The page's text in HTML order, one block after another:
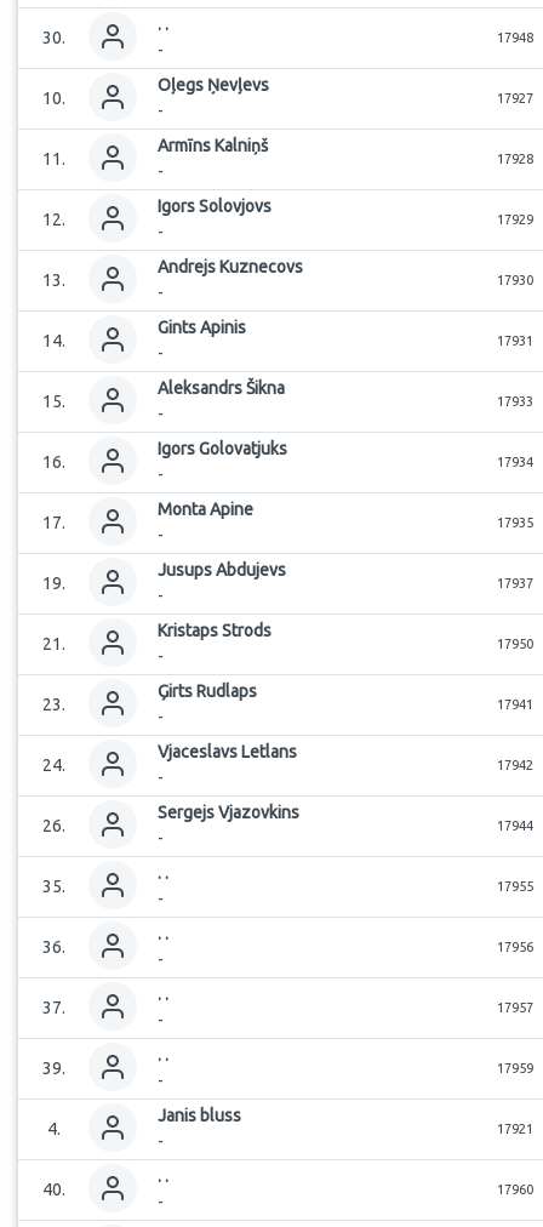
30.
..
-
17948
10.
Oļegs Ņevļevs
-
17927
11.
Armīns Kalniņš
-
17928
12.
IgorsSolovjovs
-
17929
13.
Andrejs Kuznecovs
-
17930
14.
GintsApinis
-
17931
15.
AleksandrsŠikna
-
17933
16.
IgorsGolovatjuks
-
17934
17.
MontaApine
-
17935
19.
JusupsAbdujevs
-
17937
21.
KristapsStrods
-
17950
23.
ĢirtsRudlaps
-
17941
24.
Vjaceslavs Letlans
-
17942
26.
SergejsVjazovkins
-
17944
35.
..
-
17955
36.
..
-
17956
37.
..
-
17957
39.
..
-
17959
4.
Janis bluss
-
17921
40.
..
-
17960